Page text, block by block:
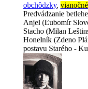
obchôdzky,
Predvádzanie
Anjel (Ľubomír
Stacho (Milan
Honelník (Zdeno
postavu Starého -